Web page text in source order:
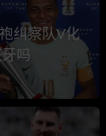
纠察队V化
吗